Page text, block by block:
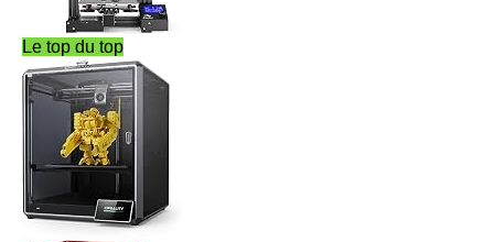
Le top du top